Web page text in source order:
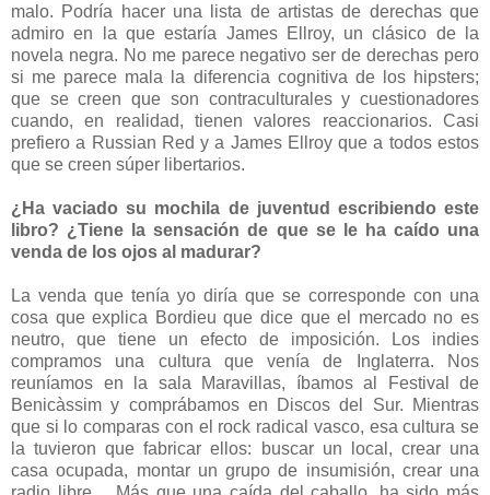
malo. Podría hacer una lista de artistas de derechas que
admiro en la que estaría James Ellroy, un clásico de la
novela negra. No me parece negativo ser de derechas pero
si me parece mala la diferencia cognitiva de los hipsters;
que se creen que son contraculturales y cuestionadores
cuando, en realidad, tienen valores reaccionarios. Casi
prefiero a Russian Red y a James Ellroy que a todos estos
que se creen súper libertarios.
¿Ha vaciado su mochila de juventud escribiendo este
libro? ¿Tiene la sensación de que se le ha caído una
venda de los ojos al madurar?
La venda que tenía yo diría que se corresponde con una
cosa que explica Bordieu que dice que el mercado no es
neutro, que tiene un efecto de imposición. Los indies
compramos una cultura que venía de Inglaterra. Nos
reuníamos en la sala Maravillas, íbamos al Festival de
Benicàssim y comprábamos en Discos del Sur. Mientras
que si lo comparas con el rock radical vasco, esa cultura se
la tuvieron que fabricar ellos: buscar un local, crear una
casa ocupada, montar un grupo de insumisión, crear una